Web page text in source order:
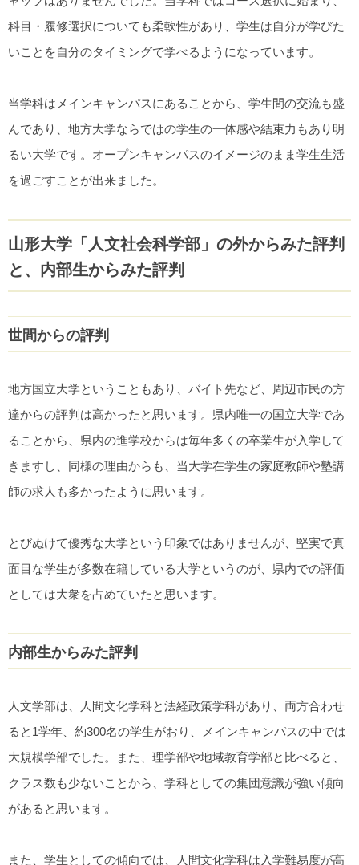
科目・履修選択についても柔軟性があり、学生は自分が学びた
いことを自分のタイミングで学べるようになっています。
当学科はメインキャンパスにあることから、学生間の交流も盛
んであり、地方大学ならではの学生の一体感や結束力もあり明
るい大学です。オープンキャンパスのイメージのまま学生生活
を過ごすことが出来ました。
山形大学「人文社会科学部」の外からみた評判
と、内部生からみた評判
世間からの評判
地方国立大学ということもあり、バイト先など、周辺市民の方
達からの評判は高かったと思います。県内唯一の国立大学であ
ることから、県内の進学校からは毎年多くの卒業生が入学して
きますし、同様の理由からも、当大学在学生の家庭教師や塾講
師の求人も多かったように思います。
とびぬけて優秀な大学という印象ではありませんが、堅実で真
面目な学生が多数在籍している大学というのが、県内での評価
としては大衆を占めていたと思います。
内部生からみた評判
人文学部は、人間文化学科と法経政策学科があり、両方合わせ
ると1学年、約300名の学生がおり、メインキャンパスの中では
大規模学部でした。また、理学部や地域教育学部と比べると、
クラス数も少ないことから、学科としての集団意識が強い傾向
があると思います。
また、学生としての傾向では、人間文化学科は入学難易度が高